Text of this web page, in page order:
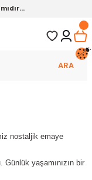
ARA
nostaljik emaye
Günlük yaşamınızın bir